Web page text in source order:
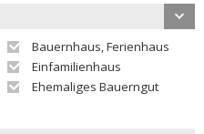
Bauernhaus, Ferienhaus
Einfamilienhaus
Ehemaliges Bauerngut